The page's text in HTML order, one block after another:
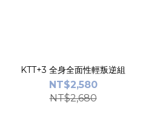
KTT+3 全身全面性輕叛逆組
NT$2,580
NT$2,680